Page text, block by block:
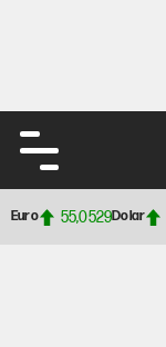
Euro 55,0529Dolar